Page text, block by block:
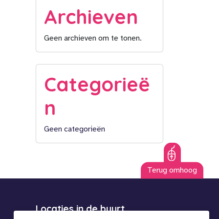
Archieven
Geen archieven om te tonen.
Categorieë
n
Geen categorieën
Terug omhoog
Locaties in de buurt